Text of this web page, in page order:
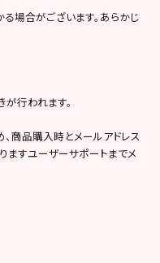
場合がございます。あらかじ
行われます。
商品購入時とメールアドレス
すユーザーサポートまでメ